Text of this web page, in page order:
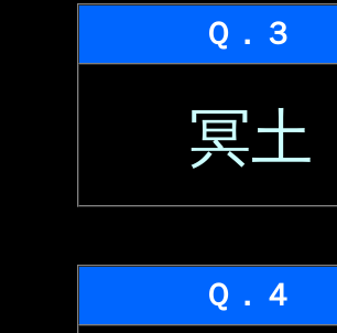
Ｑ．３
冥土
Ｑ．４